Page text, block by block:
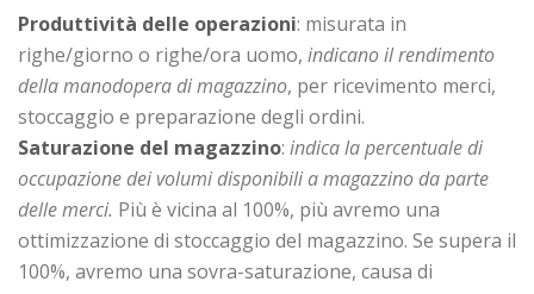
Produttività delle operazioni: misurata in
righe/giorno o righe/ora uomo, indicano il rendimento
della manodopera di magazzino, per ricevimento merci,
stoccaggio e preparazione degli ordini.
Saturazione del magazzino: indica la percentuale di
occupazione dei volumi disponibili a magazzino da parte
delle merci. Più è vicina al 100%, più avremo una
ottimizzazione di stoccaggio del magazzino. Se supera il
100%, avremo una sovra-saturazione, causa di